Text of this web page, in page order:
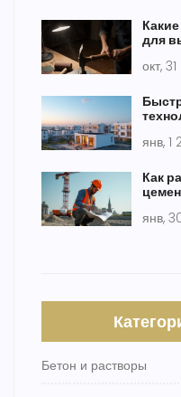
для
окт,
янв, 1
Как
янв,
Бетон и растворы